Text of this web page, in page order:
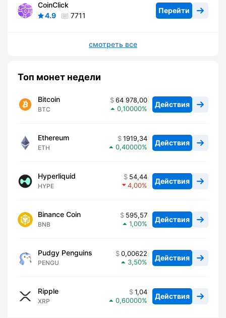
CoinClick
4.9
7711
Перейти
смотреть все
Топ монет недели
Bitcoin
BTC
64 978,00
0,10000
Действия
Ethereum
ETH
1919,34
0,40000
Действия
Hyperliquid
HYPE
54,44
4,00
Действия
Binance Coin
BNB
595,57
1,00
Действия
Pudgy Penguins
PENGU
0,00622
3,50
Действия
Ripple
XRP
1,04
0,60000
Действия